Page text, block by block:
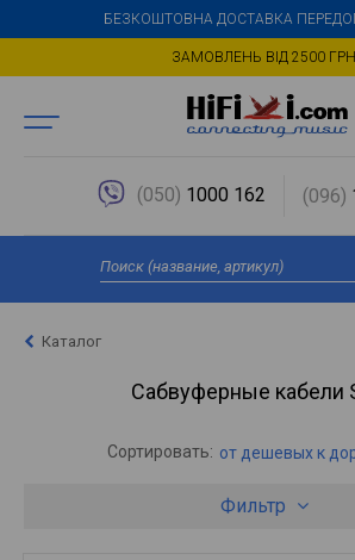
БЕЗКОШТОВНА ДОСТАВКА
ЗАМОВЛЕНЬ ВІД 2500
(050) 1000 162 (096)
Каталог
Сабвуферные кабели
Сортировать: от дешевых к
Фильтр